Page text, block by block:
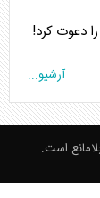
دعوت کرد!
آرشیو...
است.